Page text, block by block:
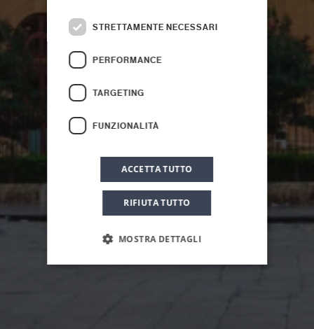
Early Booking
STRETTAMENTE NECESSARI
PERFORMANCE
TARGETING
FUNZIONALITÀ
ACCETTA TUTTO
RIFIUTA TUTTO
MOSTRA DETTAGLI